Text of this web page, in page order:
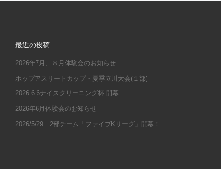
最近の投稿
2026年7月、８月体験会のお知らせ
ポップアスリートカップ・夏季立川大会(１部)
2026.6.6ナイスクリーニング杯 開幕
2026年6月体験会のお知らせ
2026/5/29 2部チーム「ファイブKリーグ」開幕！